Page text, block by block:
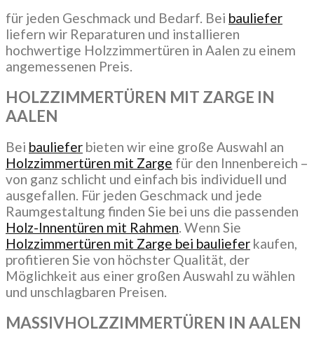
für jeden Geschmack und Bedarf. Bei bauliefer
liefern wir Reparaturen und installieren
hochwertige Holzzimmertüren in Aalen zu einem
angemessenen Preis.
HOLZZIMMERTÜREN MIT ZARGE IN
AALEN
Bei bauliefer bieten wir eine große Auswahl an
Holzzimmertüren mit Zarge für den Innenbereich –
von ganz schlicht und einfach bis individuell und
ausgefallen. Für jeden Geschmack und jede
Raumgestaltung finden Sie bei uns die passenden
Holz-Innentüren mit Rahmen. Wenn Sie
Holzzimmertüren mit Zarge bei bauliefer kaufen,
profitieren Sie von höchster Qualität, der
Möglichkeit aus einer großen Auswahl zu wählen
und unschlagbaren Preisen.
MASSIVHOLZZIMMERTÜREN IN AALEN